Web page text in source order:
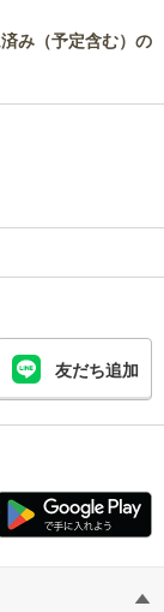
み（予定含む）の
友だち追加